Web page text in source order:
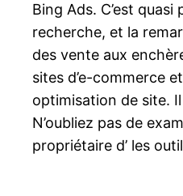
Bing Ads. C’est
recherche, et la
des vente aux
sites d’e-commerce
optimisation de site.
N’oubliez pas de
propriétaire d’ les